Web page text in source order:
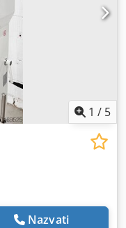
1 / 5
Nazvati